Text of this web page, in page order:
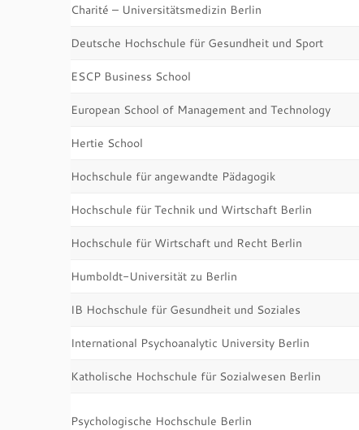
Charité – Universitätsmedizin Berlin
Deutsche Hochschule für Gesundheit und Sport
ESCP Business School
European School of Management and Technology
Hertie School
Hochschule für angewandte Pädagogik
Hochschule für Technik und Wirtschaft Berlin
Hochschule für Wirtschaft und Recht Berlin
Humboldt-Universität zu Berlin
IB Hochschule für Gesundheit und Soziales
International Psychoanalytic University Berlin
Katholische Hochschule für Sozialwesen Berlin
Psychologische Hochschule Berlin